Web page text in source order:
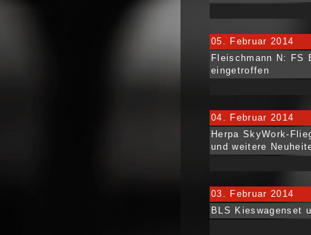
05. Februar 2014
Fleischmann N: FS
eingetroffen
04. Februar 2014
Herpa SkyWork-
und weitere
03. Februar 2014
BLS Kieswagenset